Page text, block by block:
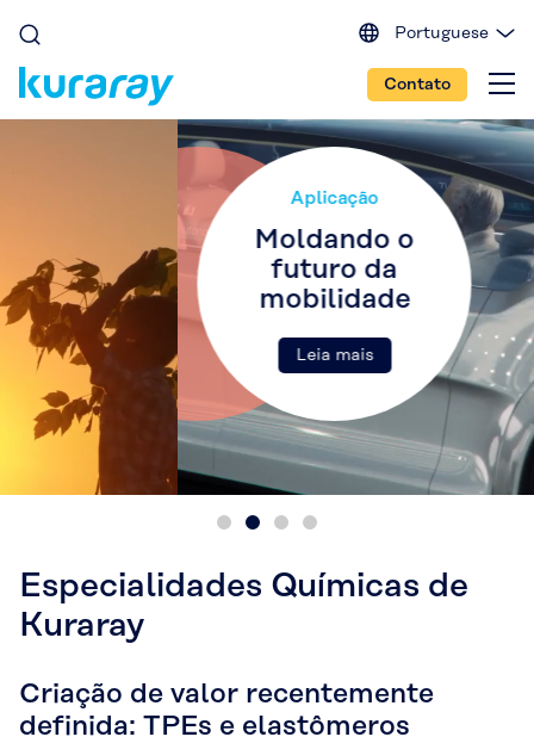
English (EU)
English (IN)
English (US)
Spanish
Japanese
Portuguese
Chinese
Contato
Moldando o
futuro da
mobilidade
Leia mais
Especialidades Químicas de
Kuraray
Criação de valor recentemente
definida: TPEs e elastômeros